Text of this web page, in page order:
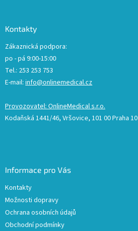
Kontakty
Zákaznická podpora:
po - pá 9:00-15:00
Tel.: 253 253 753
E-mail: info@onlinemedical.cz
Provozovatel: OnlineMedical s.r.o.
Kodaňská 1441/46, Vršovice, 101 00 Praha 10
Informace pro Vás
Kontakty
Možnosti dopravy
Ochrana osobních údajů
Obchodní podmínky